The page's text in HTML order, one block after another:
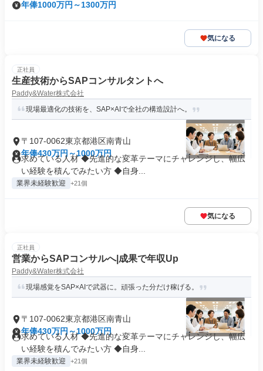
年俸1000万円～1300万円
気になる
正社員
生産技術からSAPコンサルタントへ
Paddy&Water株式会社
現場最適化の技術を、SAP×AIで全社の構造設計へ。
〒107-0062東京都港区南青山
年俸430万円～1000万円
求めている人材 ◆先進的な変革テーマにチャレンジし、幅広
い経験を積んでみたい方 ◆自身...
業界未経験歓迎 +21個
気になる
正社員
営業からSAPコンサルへ|成果で年収Up
Paddy&Water株式会社
現場感覚をSAP×AIで武器に。頑張った分だけ稼げる。
〒107-0062東京都港区南青山
年俸430万円～1000万円
求めている人材 ◆先進的な変革テーマにチャレンジし、幅広
い経験を積んでみたい方 ◆自身...
業界未経験歓迎 +21個